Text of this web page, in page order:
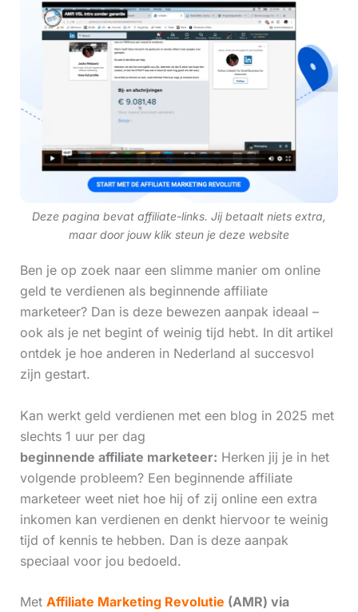
Deze pagina bevat affiliate-links. Jij betaalt niets extra,
maar door jouw klik steun je deze website
Ben je op zoek naar een slimme manier om online
geld te verdienen als beginnende affiliate
marketeer? Dan is deze bewezen aanpak ideaal –
ook als je net begint of weinig tijd hebt. In dit artikel
ontdek je hoe anderen in Nederland al succesvol
zijn gestart.
Kan werkt geld verdienen met een blog in 2025 met
slechts 1 uur per dag
beginnende affiliate marketeer: Herken jij je in het
volgende probleem? Een beginnende affiliate
marketeer weet niet hoe hij of zij online een extra
inkomen kan verdienen en denkt hiervoor te weinig
tijd of kennis te hebben. Dan is deze aanpak
speciaal voor jou bedoeld.
Met Affiliate Marketing Revolutie (AMR) via